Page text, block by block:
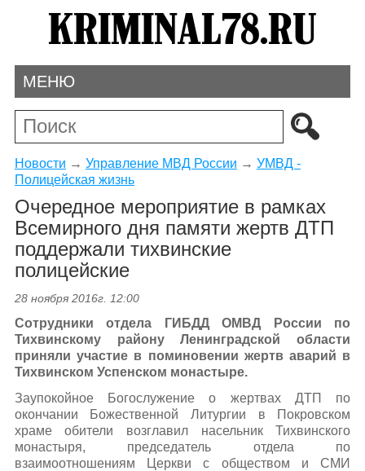
МЕНЮ
Новости → Управление МВД России → УМВД -
Полицейская жизнь
Очередное мероприятие в рамках
Всемирного дня памяти жертв ДТП
поддержали тихвинские
полицейские
28 ноября 2016г. 12:00
Сотрудники отдела ГИБДД ОМВД России по
Тихвинскому району Ленинградской области
приняли участие в поминовении жертв аварий в
Тихвинском Успенском монастыре.
Заупокойное Богослужение о жертвах ДТП по
окончании Божественной Литургии в Покровском
храме обители возглавил насельник Тихвинского
монастыря, председатель отдела по
взаимоотношениям Церкви с обществом и СМИ